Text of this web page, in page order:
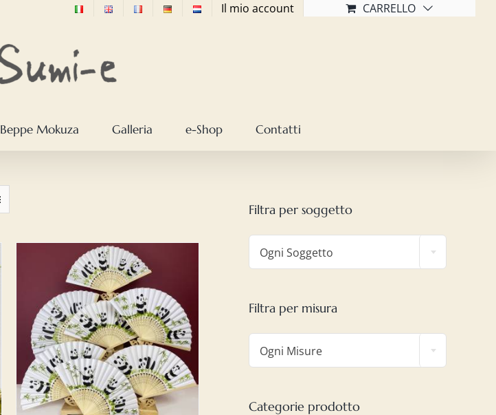
Il mio account CARRELLO
Beppe Mokuza Galleria e-Shop Contatti
Filtra per soggetto
Ogni Soggetto
Filtra per misura
Ogni Misure
Categorie prodotto